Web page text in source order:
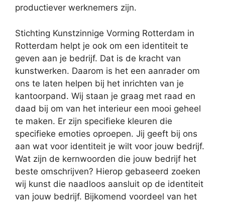
productiever werknemers zijn.
Stichting Kunstzinnige Vorming Rotterdam in
Rotterdam helpt je ook om een identiteit te
geven aan je bedrijf. Dat is de kracht van
kunstwerken. Daarom is het een aanrader om
ons te laten helpen bij het inrichten van je
kantoorpand. Wij staan je graag met raad en
daad bij om van het interieur een mooi geheel
te maken. Er zijn specifieke kleuren die
specifieke emoties oproepen. Jij geeft bij ons
aan wat voor identiteit je wilt voor jouw bedrijf.
Wat zijn de kernwoorden die jouw bedrijf het
beste omschrijven? Hierop gebaseerd zoeken
wij kunst die naadloos aansluit op de identiteit
van jouw bedrijf. Bijkomend voordeel van het